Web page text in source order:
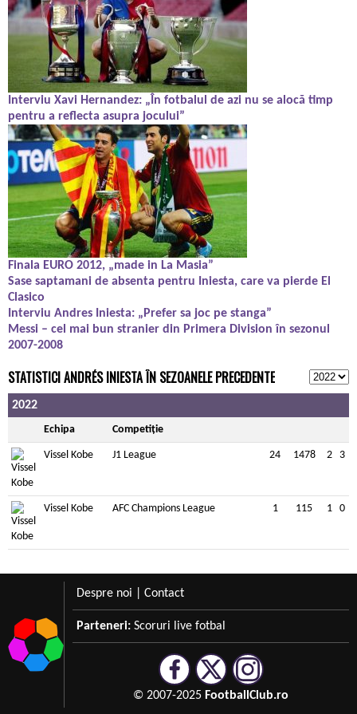
Interviu Xavi Hernandez: „În fotbalul de azi nu se alocă timp
pentru a reflecta asupra jocului”
Finala EURO 2012, „made in La Masia”
Sase saptamani de absenta pentru Iniesta, care va pierde El
Clasico
Interviu Andres Iniesta: „Prefer sa joc pe stanga”
Messi – cel mai bun stranier din Primera Division în sezonul
2007-2008
STATISTICI ANDRÉS INIESTA ÎN SEZOANELE PRECEDENTE
2022
Echipa Competiție
Vissel Kobe J1 League 24 1478 2 3
Vissel Kobe AFC Champions League 1 115 1 0
Despre noi Contact
Parteneri: Scoruri live fotbal
© 2007-2025 FootballClub.ro